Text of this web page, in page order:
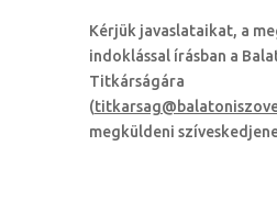
Kérjük javaslataikat, a
indoklással írásban a
Titkárságára
(
megküldeni